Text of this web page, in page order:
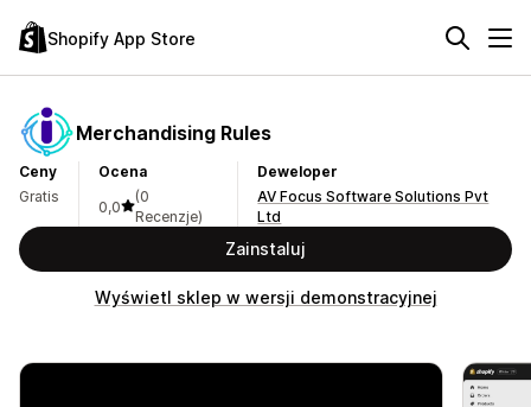
Shopify App Store
Merchandising Rules
Ceny
Gratis
Ocena
0,0
(0
Recenzje)
Deweloper
AV Focus Software Solutions Pvt
Ltd
Zainstaluj
Wyświetl sklep w wersji demonstracyjnej